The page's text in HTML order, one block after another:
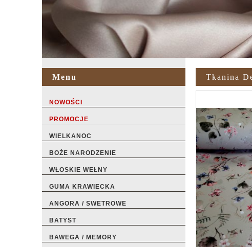
Menu
NOWOŚCI
PROMOCJE
WIELKANOC
BOŻE NARODZENIE
WŁOSKIE WEŁNY
GUMA KRAWIECKA
ANGORA / SWETROWE
BATYST
BAWEGA / MEMORY
Tkanina